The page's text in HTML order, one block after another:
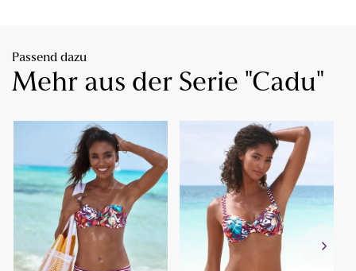
Passend dazu
Mehr aus der Serie "Cadu"